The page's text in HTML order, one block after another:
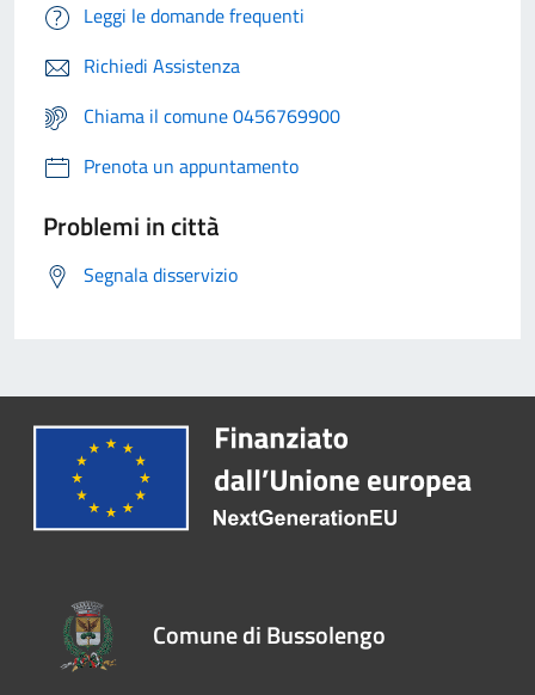
Leggi le domande frequenti
Richiedi Assistenza
Chiama il comune 0456769900
Prenota un appuntamento
Problemi in città
Segnala disservizio
Comune di Bussolengo